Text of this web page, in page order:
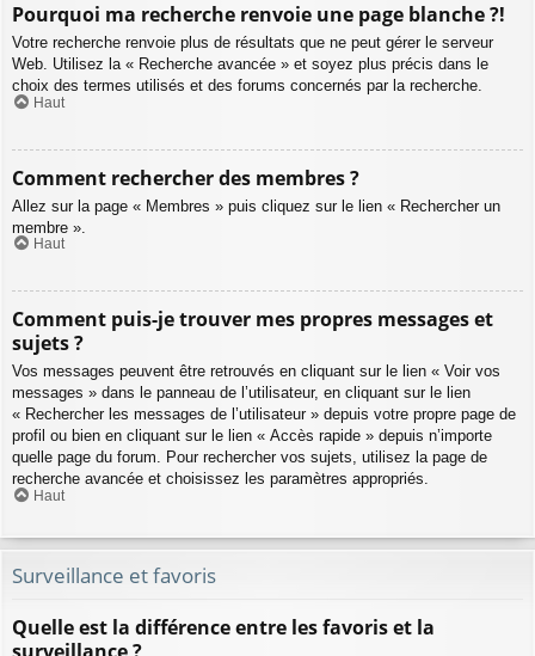
Pourquoi ma recherche renvoie une page blanche ?!
Votre recherche renvoie plus de résultats que ne peut gérer le serveur
Web. Utilisez la « Recherche avancée » et soyez plus précis dans le
choix des termes utilisés et des forums concernés par la recherche.
Haut
Comment rechercher des membres ?
Allez sur la page « Membres » puis cliquez sur le lien « Rechercher un
membre ».
Haut
Comment puis-je trouver mes propres messages et
sujets ?
Vos messages peuvent être retrouvés en cliquant sur le lien « Voir vos
messages » dans le panneau de l’utilisateur, en cliquant sur le lien
« Rechercher les messages de l’utilisateur » depuis votre propre page de
profil ou bien en cliquant sur le lien « Accès rapide » depuis n’importe
quelle page du forum. Pour rechercher vos sujets, utilisez la page de
recherche avancée et choisissez les paramètres appropriés.
Haut
Surveillance et favoris
Quelle est la différence entre les favoris et la